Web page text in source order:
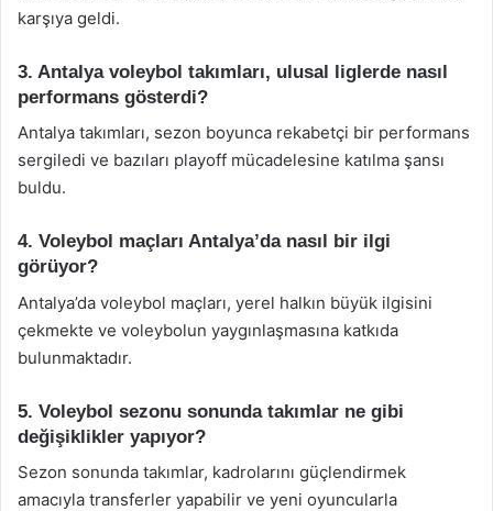
karşıya geldi.
3. Antalya voleybol takımları, ulusal liglerde nasıl
performans gösterdi?
Antalya takımları, sezon boyunca rekabetçi bir performans
sergiledi ve bazıları playoff mücadelesine katılma şansı
buldu.
4. Voleybol maçları Antalya’da nasıl bir ilgi
görüyor?
Antalya’da voleybol maçları, yerel halkın büyük ilgisini
çekmekte ve voleybolun yaygınlaşmasına katkıda
bulunmaktadır.
5. Voleybol sezonu sonunda takımlar ne gibi
değişiklikler yapıyor?
Sezon sonunda takımlar, kadrolarını güçlendirmek
amacıyla transferler yapabilir ve yeni oyuncularla